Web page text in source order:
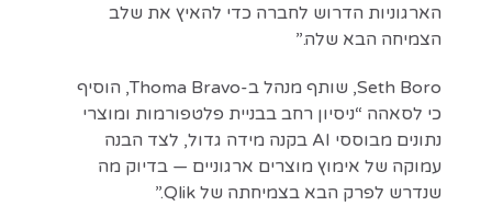
הארגוניות הדרוש לחברה כדי להאיץ את שלב
הצמיחה הבא שלה.”
Seth Boro, שותף מנהל ב-Thoma Bravo, הוסיף
כי לסאהה “ניסיון רחב בבניית פלטפורמות ומוצרי
נתונים מבוססי AI בקנה מידה גדול, לצד הבנה
עמוקה של אימוץ מוצרים ארגוניים — בדיוק מה
שנדרש לפרק הבא בצמיחתה של Qlik.”